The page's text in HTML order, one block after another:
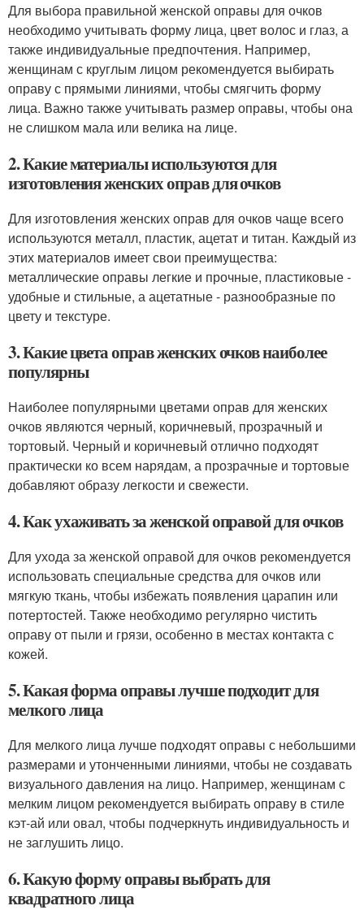
Для выбора правильной женской оправы для очков
необходимо учитывать форму лица, цвет волос и глаз, а
также индивидуальные предпочтения. Например,
женщинам с круглым лицом рекомендуется выбирать
оправу с прямыми линиями, чтобы смягчить форму
лица. Важно также учитывать размер оправы, чтобы она
не слишком мала или велика на лице.
2. Какие материалы используются для
изготовления женских оправ для очков
Для изготовления женских оправ для очков чаще всего
используются металл, пластик, ацетат и титан. Каждый из
этих материалов имеет свои преимущества:
металлические оправы легкие и прочные, пластиковые -
удобные и стильные, а ацетатные - разнообразные по
цвету и текстуре.
3. Какие цвета оправ женских очков наиболее
популярны
Наиболее популярными цветами оправ для женских
очков являются черный, коричневый, прозрачный и
тортовый. Черный и коричневый отлично подходят
практически ко всем нарядам, а прозрачные и тортовые
добавляют образу легкости и свежести.
4. Как ухаживать за женской оправой для очков
Для ухода за женской оправой для очков рекомендуется
использовать специальные средства для очков или
мягкую ткань, чтобы избежать появления царапин или
потертостей. Также необходимо регулярно чистить
оправу от пыли и грязи, особенно в местах контакта с
кожей.
5. Какая форма оправы лучше подходит для
мелкого лица
Для мелкого лица лучше подходят оправы с небольшими
размерами и утонченными линиями, чтобы не создавать
визуального давления на лицо. Например, женщинам с
мелким лицом рекомендуется выбирать оправу в стиле
кэт-ай или овал, чтобы подчеркнуть индивидуальность и
не заглушить лицо.
6. Какую форму оправы выбрать для
квадратного лица